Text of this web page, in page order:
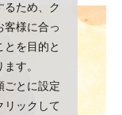
るため、ク
客様に合っ
とを目的と
す。
ごとに設定
リックして